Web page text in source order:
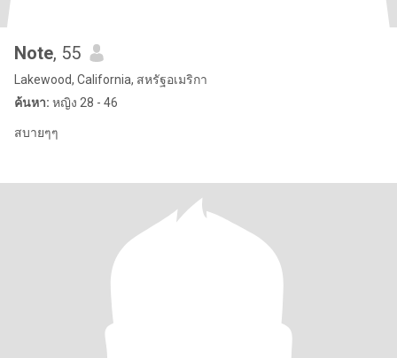
Note, 55
Lakewood, California, สหรัฐอเมริกา
ค้นหา: หญิง 28 - 46
สบายๆๆ